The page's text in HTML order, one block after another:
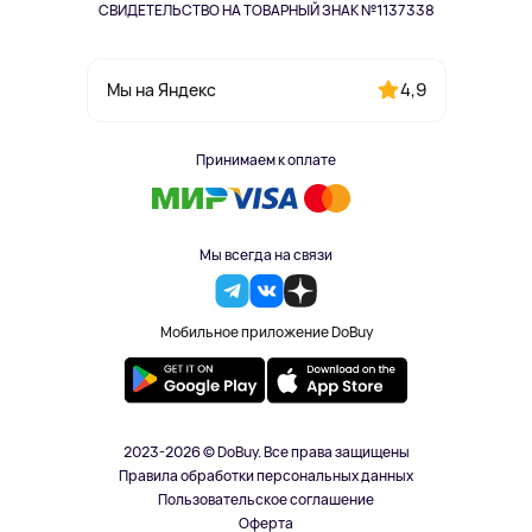
СВИДЕТЕЛЬСТВО НА ТОВАРНЫЙ ЗНАК №1137338
Мы на Яндекс 4,9
Принимаем к оплате
Мы всегда на связи
Мобильное приложение DoBuy
2023-2026 © DoBuy. Все права защищены
Правила обработки персональных данных
Пользовательское соглашение
Оферта